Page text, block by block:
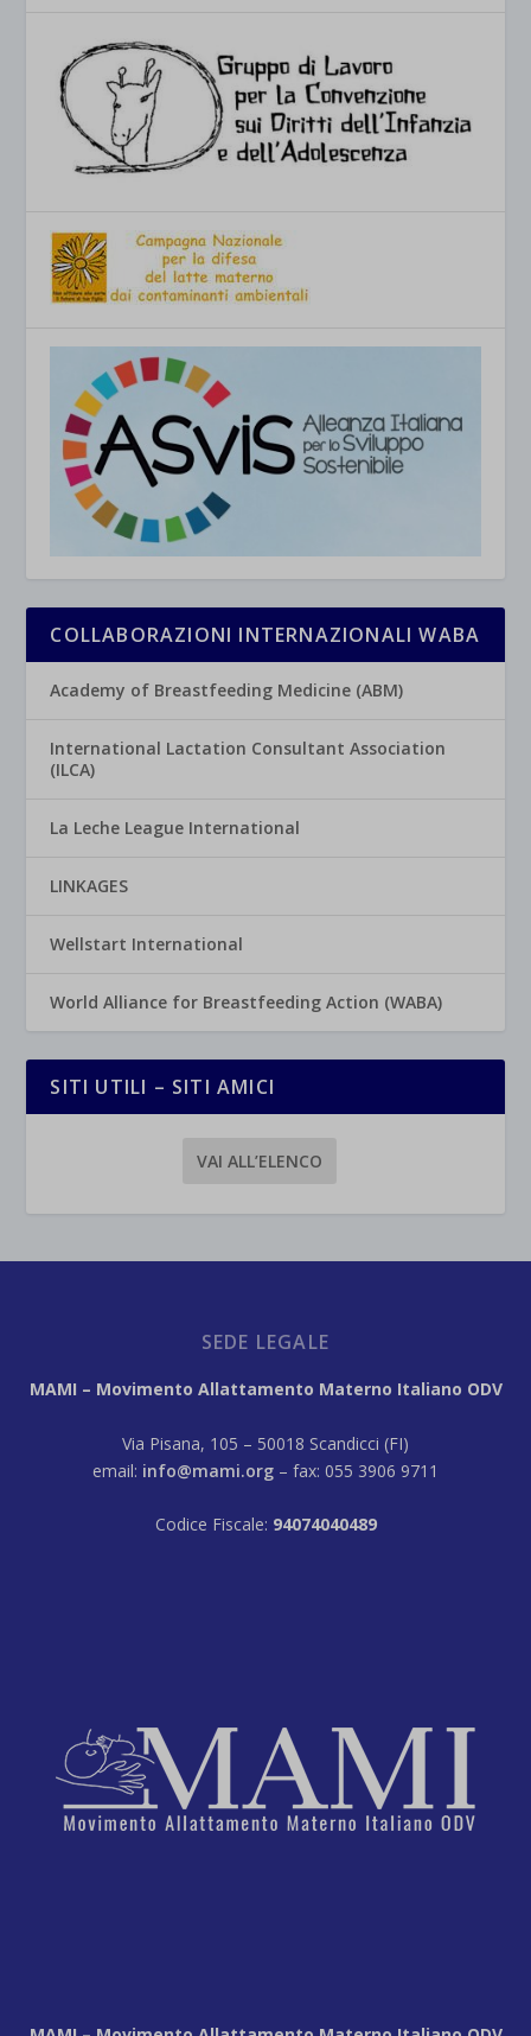
COLLABORAZIONI INTERNAZIONALI WABA
Academy of Breastfeeding Medicine (ABM)
International Lactation Consultant Association
(ILCA)
La Leche League International
LINKAGES
Wellstart International
World Alliance for Breastfeeding Action (WABA)
SITI UTILI – SITI AMICI
VAI ALL’ELENCO
SEDE LEGALE
MAMI – Movimento Allattamento Materno Italiano ODV
Via Pisana, 105 – 50018 Scandicci (FI)
email: info@mami.org – fax: 055 3906 9711
Codice Fiscale: 94074040489